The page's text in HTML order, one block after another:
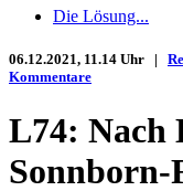
Die Lösung...
06.12.2021, 11.14 Uhr |
Kommentare
L74: Nach
Sonnborn-